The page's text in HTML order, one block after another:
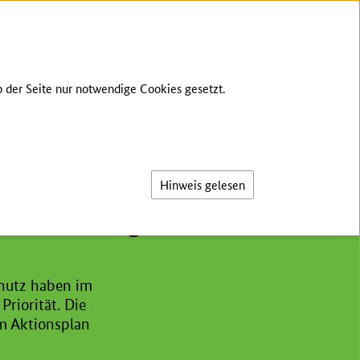
haben im
Die
Aktionsplan
Seite nur notwendige Cookies gesetzt.
Hinweis gelesen